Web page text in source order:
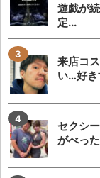
遊戯が
定...
来店コ
い…好き
セクシ
がべっ